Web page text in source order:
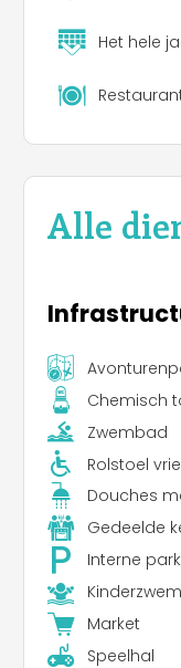
Het hele
Alle
Chemisch
Zwembad
Rolstoel
Douches
Gedeelde
Interne
Market
Speelhal